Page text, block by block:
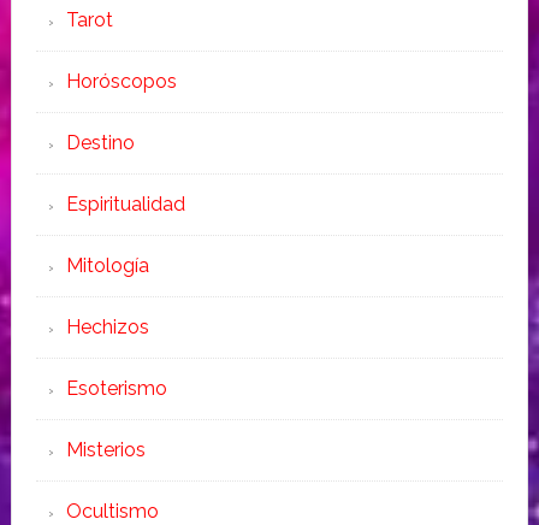
Tarot
Horóscopos
Destino
Espiritualidad
Mitología
Hechizos
Esoterismo
Misterios
Ocultismo